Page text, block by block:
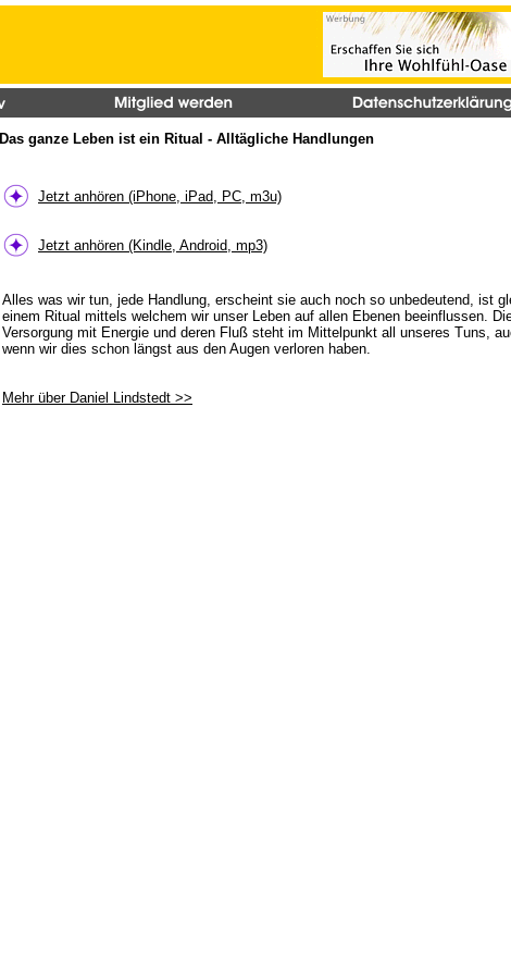
Das ganze Leben ist ein Ritual - Alltägliche Handlungen
Jetzt anhören (iPhone, iPad, PC, m3u)
Jetzt anhören (Kindle, Android, mp3)
Alles was wir tun, jede Handlung, erscheint sie auch noch so unbedeutend, ist
einem Ritual mittels welchem wir unser Leben auf allen Ebenen beeinflussen.
Versorgung mit Energie und deren Fluß steht im Mittelpunkt all unseres Tuns,
wenn wir dies schon längst aus den Augen verloren haben.
Mehr über Daniel Lindstedt >>